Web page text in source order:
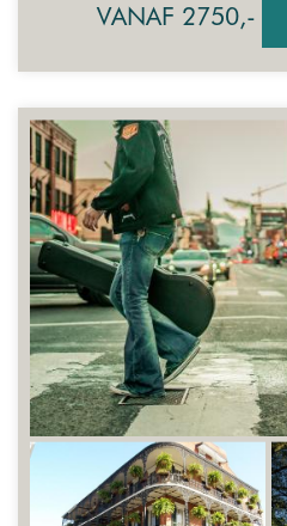
VANAF 2750,-